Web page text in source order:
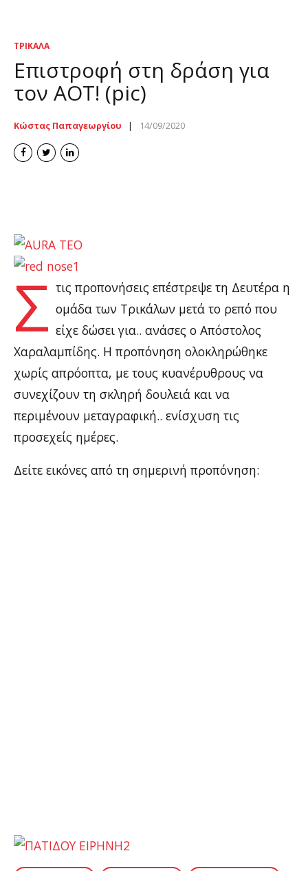
ΤΡΊΚΑΛΑ
Επιστροφή στη δράση για
τον ΑΟΤ! (pic)
Κώστας Παπαγεωργίου 14/09/2020
Σ τις προπονήσεις επέστρεψε τη Δευτέρα η
ομάδα των Τρικάλων μετά το ρεπό που
είχε δώσει για.. ανάσες ο Απόστολος
Χαραλαμπίδης. Η προπόνηση ολοκληρώθηκε
χωρίς απρόοπτα, με τους κυανέρυθρους να
συνεχίζουν τη σκληρή δουλειά και να
περιμένουν μεταγραφική.. ενίσχυση τις
προσεχείς ημέρες.
Δείτε εικόνες από τη σημερινή προπόνηση: